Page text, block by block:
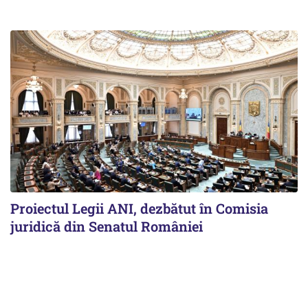
Proiectul Legii ANI, dezbătut în Comisia
juridică din Senatul României